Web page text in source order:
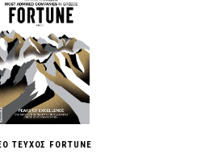
ΤΕΥΧΟΣ FORTUNE